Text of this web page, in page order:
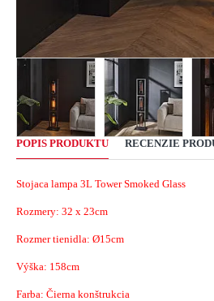
POPIS PRODUKTU RECENZIE
Stojaca lampa 3L Tower Smoked Glass
Rozmery: 32 x 23cm
Rozmer tienidla: Ø15cm
Výška: 158cm
Farba: Čierna konštrukcia